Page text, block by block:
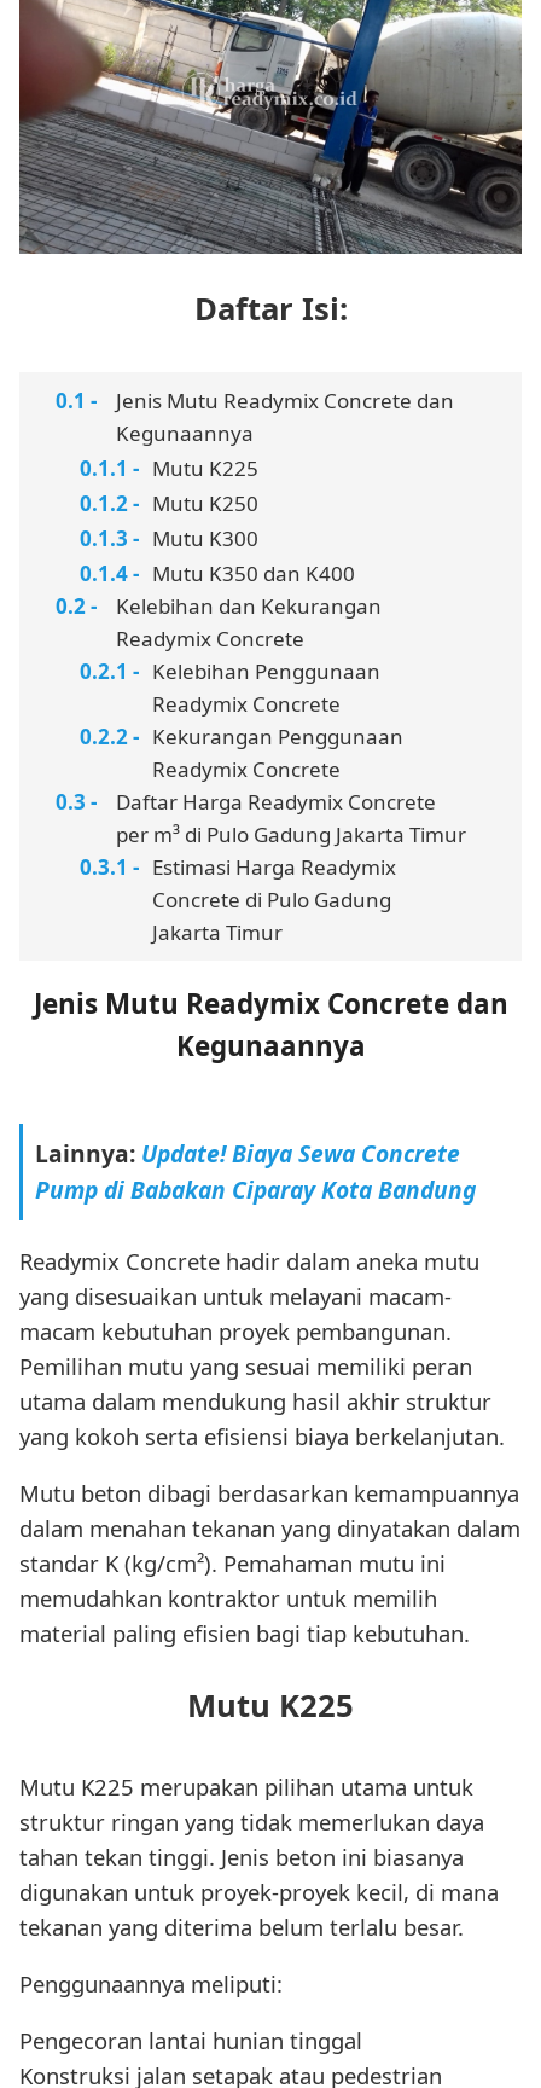
Daftar Isi:
Jenis Mutu Readymix Concrete dan
Kegunaannya
Mutu K225
Mutu K250
Mutu K300
Mutu K350 dan K400
Kelebihan dan Kekurangan
Readymix Concrete
Kelebihan Penggunaan
Readymix Concrete
Kekurangan Penggunaan
Readymix Concrete
Daftar Harga Readymix Concrete
per m³ di Pulo Gadung Jakarta Timur
Estimasi Harga Readymix
Concrete di Pulo Gadung
Jakarta Timur
Jenis Mutu Readymix Concrete dan
Kegunaannya
Lainnya: Update! Biaya Sewa Concrete
Pump di Babakan Ciparay Kota Bandung
Readymix Concrete hadir dalam aneka mutu
yang disesuaikan untuk melayani macam-
macam kebutuhan proyek pembangunan.
Pemilihan mutu yang sesuai memiliki peran
utama dalam mendukung hasil akhir struktur
yang kokoh serta efisiensi biaya berkelanjutan.
Mutu beton dibagi berdasarkan kemampuannya
dalam menahan tekanan yang dinyatakan dalam
standar K (kg/cm²). Pemahaman mutu ini
memudahkan kontraktor untuk memilih
material paling efisien bagi tiap kebutuhan.
Mutu K225
Mutu K225 merupakan pilihan utama untuk
struktur ringan yang tidak memerlukan daya
tahan tekan tinggi. Jenis beton ini biasanya
digunakan untuk proyek-proyek kecil, di mana
tekanan yang diterima belum terlalu besar.
Penggunaannya meliputi:
Pengecoran lantai hunian tinggal
Konstruksi jalan setapak atau pedestrian